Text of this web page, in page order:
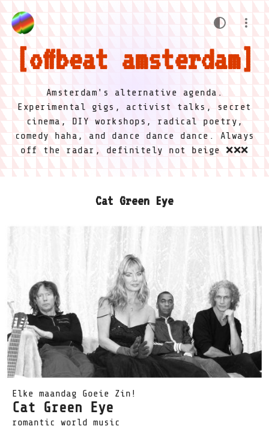
offbeat amsterdam
Amsterdam's alternative agenda.
Experimental gigs, activist talks, secret
cinema, DIY workshops, radical poetry,
comedy haha, and dance dance dance. Always
off the radar, definitely not beige ❌❌❌
Cat Green Eye
Elke maandag Goeie Zin!
Cat Green Eye
romantic world music